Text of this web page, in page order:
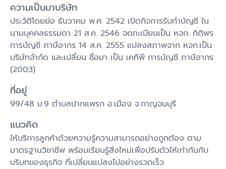
ความเป็นมาบริษัท
ประวัติโดยย่อ ธันวาคม พ.ศ. 2542 เปิดกิจการรับทำบัญชี ใน
นามบุคคลธรรมดา 21 ส.ค. 2546 จดทะเบียนเป็น หจก. กิติพร
การบัญชี ภาษีอากร 14 ส.ค. 2555 แปลงสภาพจาก หจก.เป็น
บริษัทจำกัด และเปลี่ยน ชื่อมา เป็น เคทีพี การบัญชี ภาษีอากร
(2003)
ที่อยู่
99/48 ม.9 ตำบลปากแพรก อ.เมือง จ.กาญจนบุรี
แนวคิด
ให้บริการลูกค้าด้วยความรู้ความสามารถอย่างถูกต้อง ตาม
มาตรฐานวิชาชีพ พร้อมเรียนรู้สิ่งใหม่เพื่อปรับตัวให้เท่าทันกับ
บริบทของธุรกิจ ที่เปลี่ยนแปลงไปอย่างรวดเร็ว